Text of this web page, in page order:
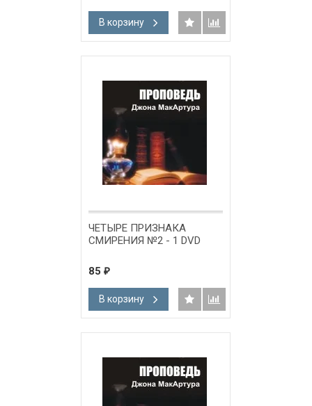
В корзину
ЧЕТЫРЕ ПРИЗНАКА
СМИРЕНИЯ №2 - 1 DVD
85 ₽
В корзину